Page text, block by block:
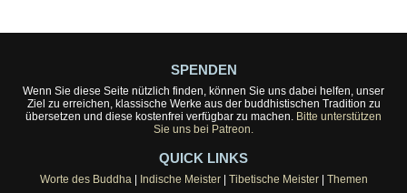
SPENDEN
Wenn Sie diese Seite nützlich finden, können Sie uns dabei helfen, unser
Ziel zu erreichen, klassische Werke aus der buddhistischen Tradition zu
übersetzen und diese kostenfrei verfügbar zu machen. Bitte unterstützen
Sie uns bei Patreon.
QUICK LINKS
Worte des Buddha| Indische Meister| Tibetische Meister| Themen